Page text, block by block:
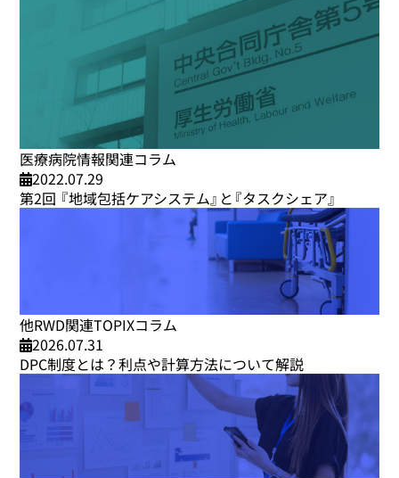
医療病院情報関連コラム
2022.07.29
第2回 『地域包括ケアシステム』と『タスクシェア』
他RWD関連TOPIXコラム
2026.07.31
DPC制度とは？利点や計算方法について解説